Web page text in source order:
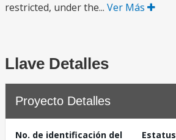
restricted, under the... Ver Más
Llave Detalles
Proyecto Detalles
No. de identificación del
Estatus